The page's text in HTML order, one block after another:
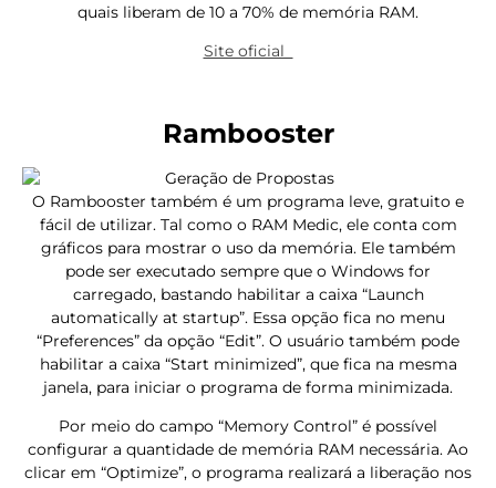
quais liberam de 10 a 70% de memória RAM.
Site oficial
Rambooster
O Rambooster também é um programa leve, gratuito e
fácil de utilizar. Tal como o RAM Medic, ele conta com
gráficos para mostrar o uso da memória. Ele também
pode ser executado sempre que o Windows for
carregado, bastando habilitar a caixa “Launch
automatically at startup”. Essa opção fica no menu
“Preferences” da opção “Edit”. O usuário também pode
habilitar a caixa “Start minimized”, que fica na mesma
janela, para iniciar o programa de forma minimizada.
Por meio do campo “Memory Control” é possível
configurar a quantidade de memória RAM necessária. Ao
clicar em “Optimize”, o programa realizará a liberação nos